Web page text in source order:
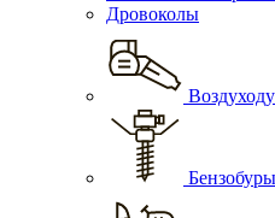
Дровоколы
Бензобуры